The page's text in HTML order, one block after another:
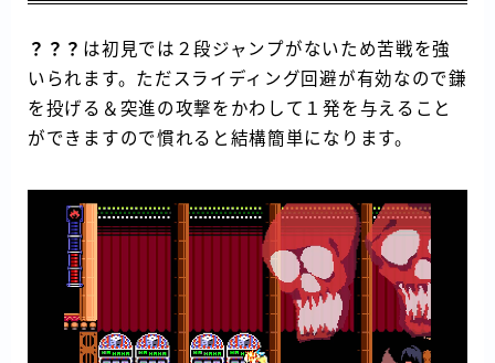
？？？ は初見では２段ジャンプがないため苦戦を強
いられます。ただスライディング回避が有効なので鎌
を投げる＆突進の攻撃をかわして１発を与えること
ができますので慣れると結構簡単になります。